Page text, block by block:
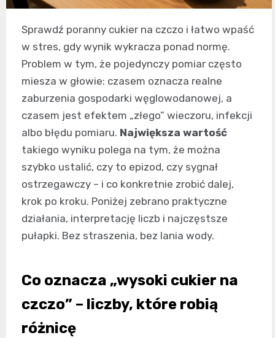
Sprawdź poranny cukier na czczo i łatwo wpaść
w stres, gdy wynik wykracza ponad normę.
Problem w tym, że pojedynczy pomiar często
miesza w głowie: czasem oznacza realne
zaburzenia gospodarki węglowodanowej, a
czasem jest efektem „złego” wieczoru, infekcji
albo błędu pomiaru. Największa wartość
takiego wyniku polega na tym, że można
szybko ustalić, czy to epizod, czy sygnał
ostrzegawczy – i co konkretnie zrobić dalej,
krok po kroku. Poniżej zebrano praktyczne
działania, interpretację liczb i najczęstsze
pułapki. Bez straszenia, bez lania wody.
Co oznacza „wysoki cukier na
czczo” – liczby, które robią
różnicę